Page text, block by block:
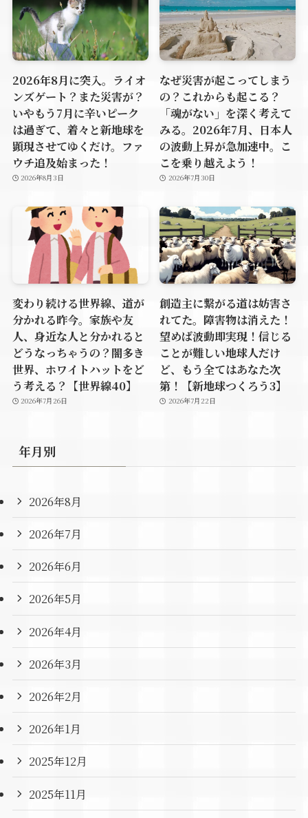
2026年8月に突入。ライオ
ンズゲート？また災害が？
いやもう7月に辛いピーク
は過ぎて、着々と新地球を
顕現させてゆくだけ。ファ
ウチ追及始まった！
2026年8月3日
なぜ災害が起こってしまう
の？これからも起こる？
「魂がない」を深く考えて
みる。2026年7月、日本人
の波動上昇が急加速中。こ
こを乗り越えよう！
2026年7月30日
変わり続ける世界線、道が
分かれる昨今。家族や友
人、身近な人と分かれると
どうなっちゃうの？闇多き
世界、ホワイトハットをど
う考える？【世界線40】
2026年7月26日
創造主に繋がる道は妨害さ
れてた。障害物は消えた！
望めば波動即実現！信じる
ことが難しい地球人だけ
ど、もう全てはあなた次
第！【新地球つくろう3】
2026年7月22日
年月別
2026年8月
2026年7月
2026年6月
2026年5月
2026年4月
2026年3月
2026年2月
2026年1月
2025年12月
2025年11月